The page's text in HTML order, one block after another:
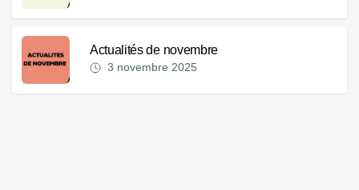
Actualités de novembre
3 novembre 2025